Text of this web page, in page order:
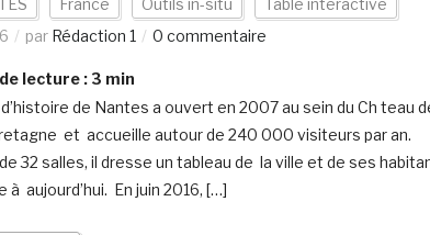
France Outils in-situ
Table interactive
par Rédaction 1 0 commentaire
lecture : 3 min
de Nantes a ouvert en 2007 au sein du Ch teau
et accueille autour de 240 000 visiteurs par an.
32 salles, il dresse un tableau de la ville et de ses
à aujourd’hui. En juin 2016, […]